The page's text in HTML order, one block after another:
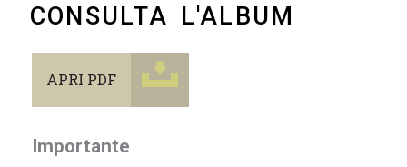
CONSULTA L'ALBUM
APRI PDF
Importante